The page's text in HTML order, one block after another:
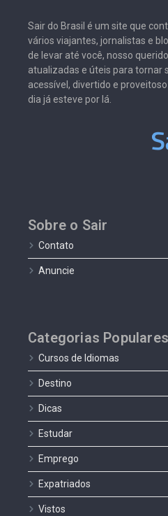
Sair do Brasil é um site que
vários viajantes, jornalistas e
de levar até você, nosso
atualizadas e úteis para tornar
acessível, divertido e
dia já esteve por lá.
Sobre o Sair
Contato
Anuncie
Categorias Populares
Cursos de Idiomas
Destino
Dicas
Estudar
Emprego
Expatriados
Vistos